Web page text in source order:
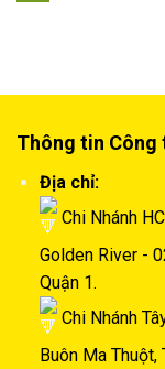
Thông tin Công
Địa chỉ:
Chi Nhánh
Golden River -
Quận 1.
Chi Nhánh
Buôn Ma